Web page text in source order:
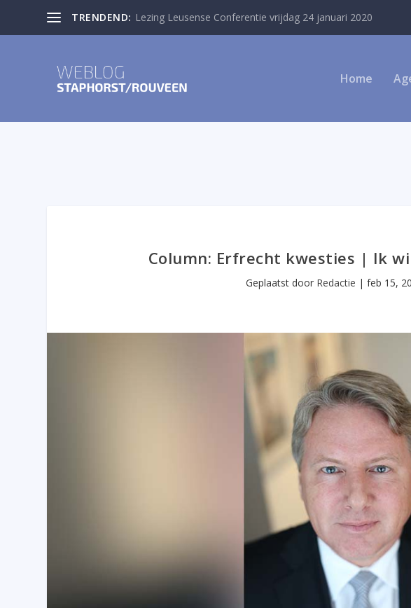
TRENDEND: Lezing Leusense Conferentie vrijdag 24 januari 2020
Home
Column: Erfrecht kwesties | Ik
Geplaatst door Redactie |feb 15,